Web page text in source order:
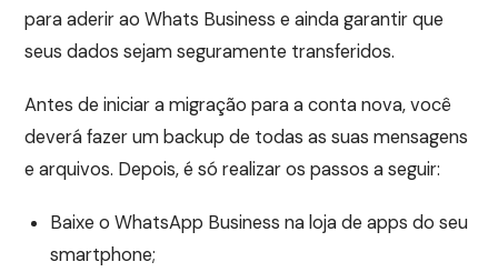
para aderir ao Whats Business e ainda garantir que
seus dados sejam seguramente transferidos.
Antes de iniciar a migração para a conta nova, você
deverá fazer um backup de todas as suas mensagens
e arquivos. Depois, é só realizar os passos a seguir:
Baixe o WhatsApp Business na loja de apps do seu
smartphone;